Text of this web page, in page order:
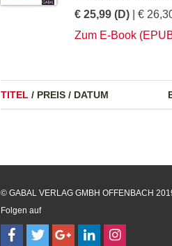
€ 25,99 (D) | €
Zum E-Book
TITEL / PREIS / DATUM
© GABAL VERLAG GMBH OFFENBACH
Folgen auf